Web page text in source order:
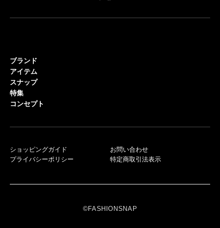
ブランド
アイテム
スナップ
特集
コンセプト
ショッピングガイド
プライバシーポリシー
お問い合わせ
特定商取引法表示
©FASHIONSNAP